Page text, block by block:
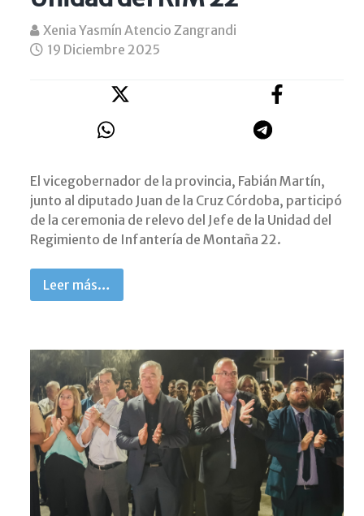
Xenia Yasmín Atencio Zangrandi
19 Diciembre 2025
El vicegobernador de la provincia, Fabián Martín,
junto al diputado Juan de la Cruz Córdoba, participó
de la ceremonia de relevo del Jefe de la Unidad del
Regimiento de Infantería de Montaña 22.
Leer más…